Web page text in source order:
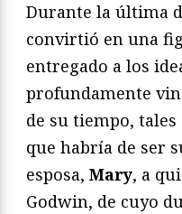
Durante la última
convirtió en una
entregado a los
profundamente
de su tiempo, tales
que habría de ser
esposa, Mary, a
Godwin, de cuyo